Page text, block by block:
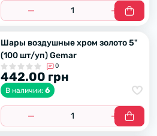
Шары воздушные хром золото 5"
(100 шт/уп) Gemar
0
442.00 грн
В наличии: 6